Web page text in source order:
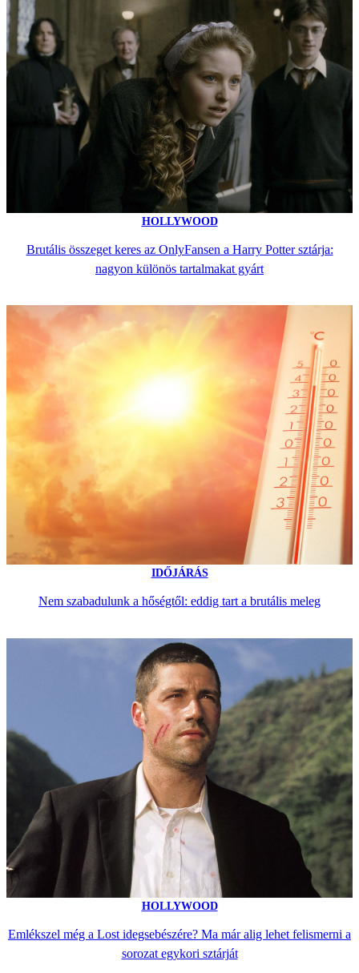
HOLLYWOOD
Brutális összeget keres az OnlyFansen a Harry Potter sztárja:
nagyon különös tartalmakat gyárt
IDŐJÁRÁS
Nem szabadulunk a hőségtől: eddig tart a brutális meleg
HOLLYWOOD
Emlékszel még a Lost idegsebészére? Ma már alig lehet felismerni a
sorozat egykori sztárját